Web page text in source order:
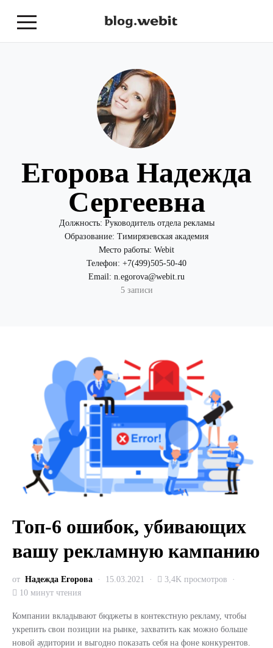
Егорова Надежда
Сергеевна
Должность: Руководитель отдела рекламы
Образование: Тимирязевская академия
Место работы: Webit
Телефон: +7(499)505-50-40
Email: n.egorova@webit.ru
5 записи
Топ-6 ошибок, убивающих
вашу рекламную кампанию
от Надежда Егорова 15.03.2021
3,4K просмотров
10 минут чтения
Компании вкладывают бюджеты в контекстную рекламу, чтобы
укрепить свои позиции на рынке, захватить как можно больше
новой аудитории и выгодно показать себя на фоне конкурентов.